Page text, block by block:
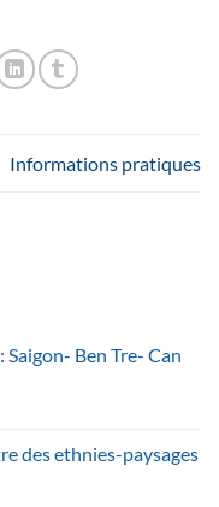
Informations pratiques
Ben Tre- Can
des ethnies-paysages